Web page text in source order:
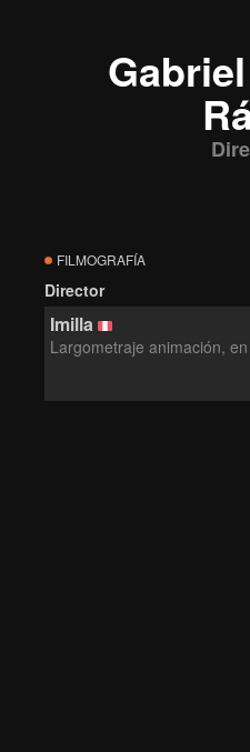
FILMOGRAFÍA
Director
Imilla
Largometraje animación,